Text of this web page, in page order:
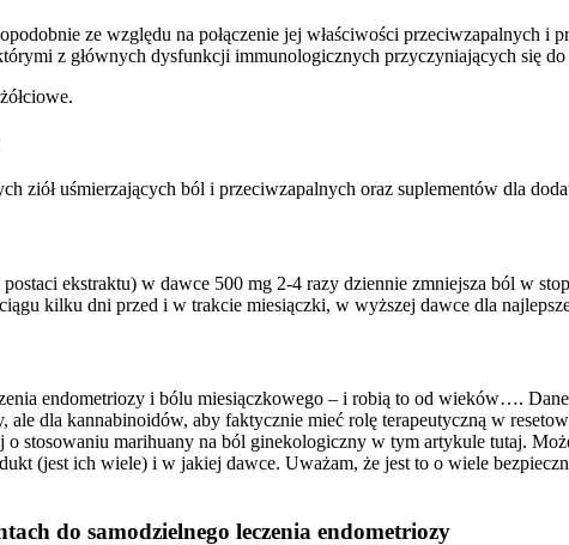
ze względu na połączenie jej właściwości przeciwzapalnych
z głównych dysfunkcji immunologicznych przyczyniających się do
ziół uśmierzających ból i przeciwzapalnych oraz suplementów dla
ekstraktu) w dawce 500 mg 2-4 razy dziennie zmniejsza ból w
kilku dni przed i w trakcie miesiączki, w wyższej dawce dla
endometriozy i bólu miesiączkowego – i robią to od wieków….
dla kannabinoidów, aby faktycznie mieć rolę terapeutyczną w
stosowaniu marihuany na ból ginekologiczny w tym artykule tutaj.
(jest ich wiele) i w jakiej dawce. Uważam, że jest to o wiele
do samodzielnego leczenia endometriozy